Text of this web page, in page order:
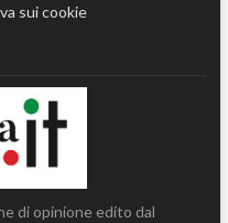
sui cookie
di opinione edito dal